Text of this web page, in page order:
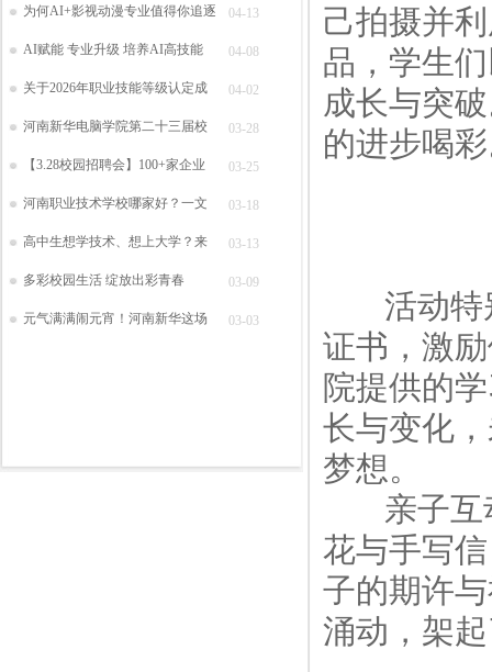
为何AI+影视动漫专业值得你追逐 04-13
AI赋能 专业升级 培养AI高技能 04-08
关于2026年职业技能等级认定成 04-02
河南新华电脑学院第二十三届校 03-28
【3.28校园招聘会】100+家企业 03-25
河南职业技术学校哪家好？一文 03-18
高中生想学技术、想上大学？来 03-13
多彩校园生活 绽放出彩青春 03-09
元气满满闹元宵！河南新华这场 03-03
己拍摄并
品，学生
成长与突
的进步喝
活动特别
证书，激
院提供的
长与变化
梦想。
亲子互动
花与手写
子的期许
涌动，架